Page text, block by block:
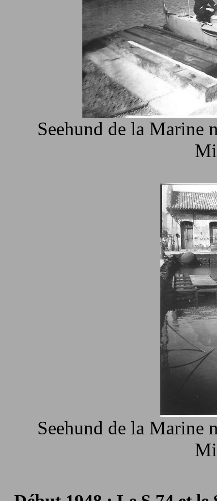
Seehund de la Marine
Seehund de la Marine